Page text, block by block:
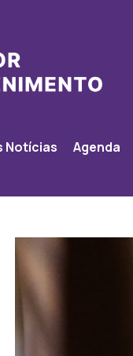
Notícias Agenda